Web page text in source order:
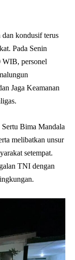
kondusif terus
Pada Senin
WIB, personel
Jaga Keamanan
Bima Mandala
melibatkan unsur
setempat.
TNI dengan